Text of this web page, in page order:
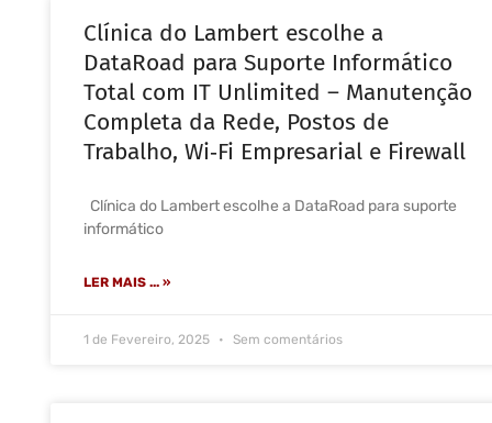
Clínica do Lambert escolhe a
DataRoad para Suporte Informático
Total com IT Unlimited – Manutenção
Completa da Rede, Postos de
Trabalho, Wi‑Fi Empresarial e Firewall
Clínica do Lambert escolhe a DataRoad para suporte
informático
LER MAIS ... »
1 de Fevereiro, 2025 Sem comentários